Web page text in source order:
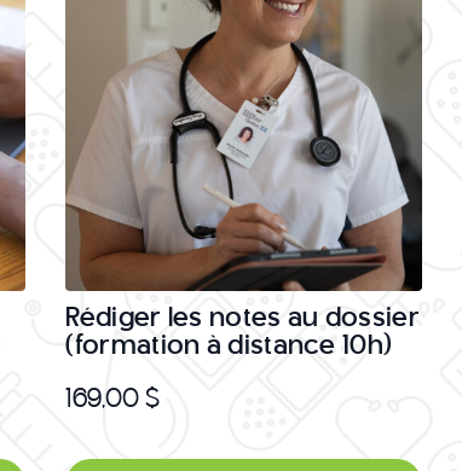
Rédiger les notes au dossier
(formation à distance 10h)
169,00$